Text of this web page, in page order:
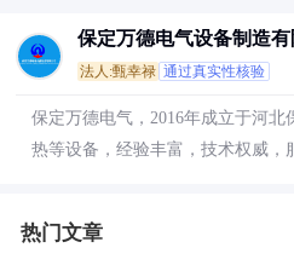
保定万德电气设备制造有
法人:甄幸禄 通过真实性核验
保定万德电气，2016年成立于河
热等设备，经验丰富，技术权威，
热门文章